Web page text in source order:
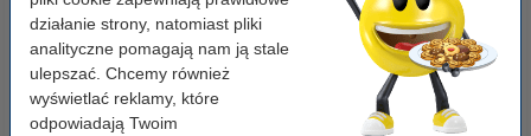
działanie strony, natomiast pliki
analityczne pomagają nam ją stale
ulepszać. Chcemy również
wyświetlać reklamy, które
odpowiadają Twoim
Papier ksero A4 80 g/m2 (500
szt.), 123drukuj
Papier ksero A4 80 g/m2 (2500
szt.), 123drukuj (5 ryz)
110,00 zł z VAT